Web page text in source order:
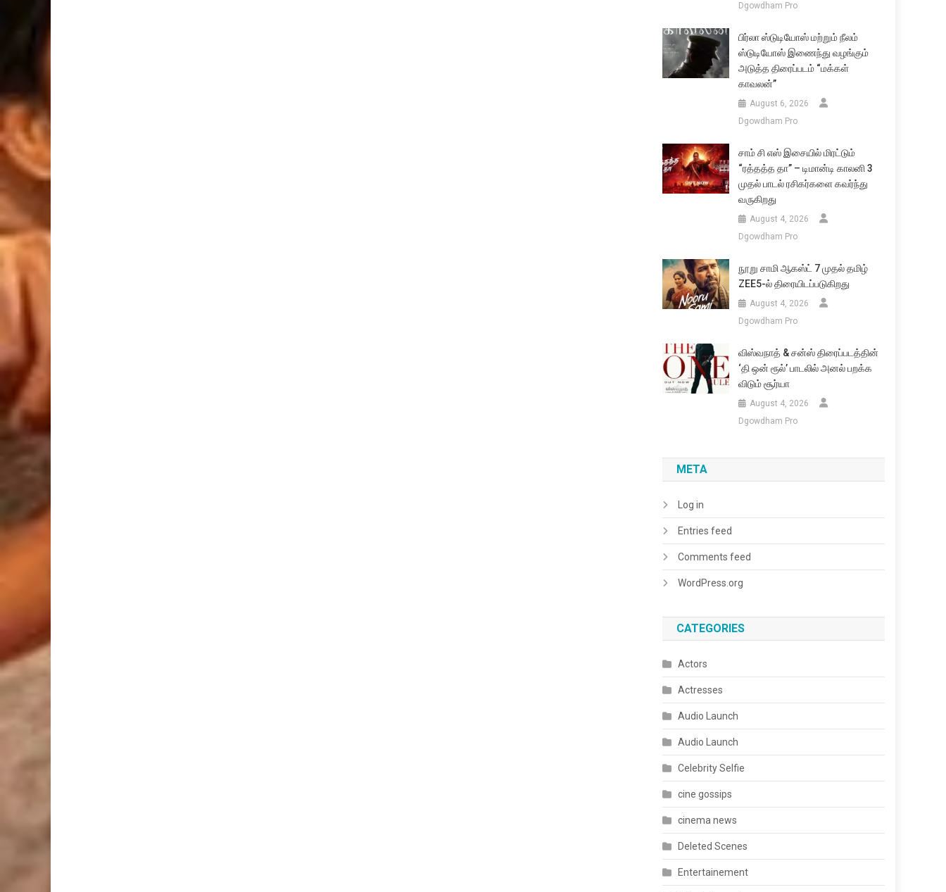
Dgowdham Pro
பிர்லா ஸ்டுடியோஸ் மற்றும் நீலம்
ஸ்டுடியோஸ் இணைந்து வழங்கும்
அடுத்த திரைப்படம் “மக்கள்
காவலன்”
August 6, 2026
Dgowdham Pro
சாம் சி எஸ் இசையில் மிரட்டும்
“ரத்தத்த தா” – டிமான்டி காலனி 3
முதல் பாடல் ரசிகர்களை கவர்ந்து
வருகிறது
August 4, 2026
Dgowdham Pro
நூறு சாமி ஆகஸ்ட் 7 முதல் தமிழ்
ZEE5-ல் திரையிடப்படுகிறது
August 4, 2026
Dgowdham Pro
விஸ்வநாத் & சன்ஸ் திரைப்படத்தின்
‘தி ஒன் ரூல்’ பாடலில் அனல் பறக்க
விடும் சூர்யா
August 4, 2026
Dgowdham Pro
META
Log in
Entries feed
Comments feed
WordPress.org
CATEGORIES
Actors
Actresses
Audio Launch
Audio Launch
Celebrity Selfie
cine gossips
cinema news
Deleted Scenes
Entertainement